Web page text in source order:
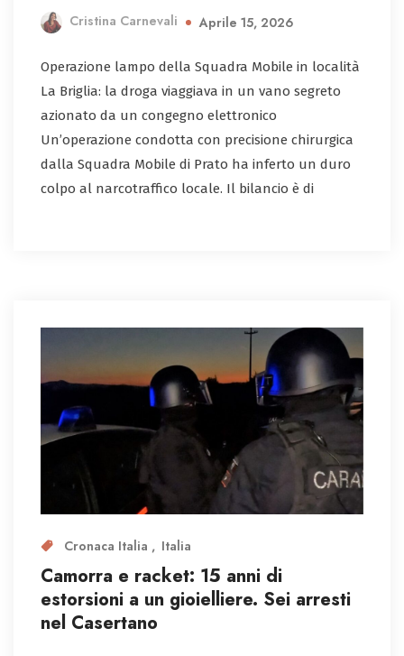
Cristina Carnevali Aprile 15, 2026
Operazione lampo della Squadra Mobile in località
La Briglia: la droga viaggiava in un vano segreto
azionato da un congegno elettronico
Un’operazione condotta con precisione chirurgica
dalla Squadra Mobile di Prato ha inferto un duro
colpo al narcotraffico locale. Il bilancio è di
Cronaca Italia Italia
Camorra e racket: 15 anni di
estorsioni a un gioielliere. Sei arresti
nel Casertano